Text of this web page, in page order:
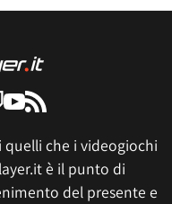
che i videogiochi
è il punto di
del presente e